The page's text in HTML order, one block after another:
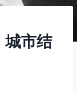
市结